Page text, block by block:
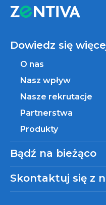
Dowiedz się
O nas
Nasz wpływ
Nasze rekrutacje
Partnerstwa
Produkty
Bądź na bieżąco
Skontaktuj się z